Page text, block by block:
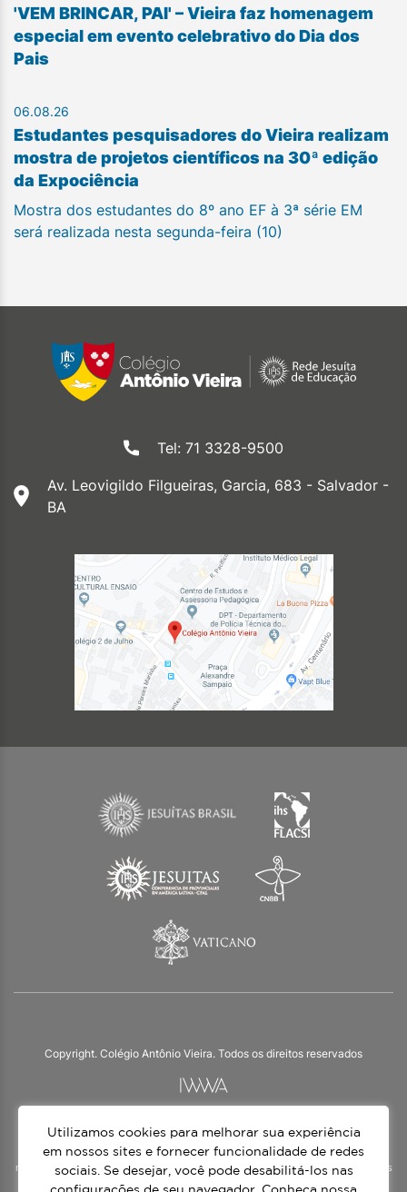
'VEM BRINCAR, PAI' – Vieira faz homenagem
especial em evento celebrativo do Dia dos
Pais
06.08.26
Estudantes pesquisadores do Vieira realizam
mostra de projetos científicos na 30ª edição
da Expociência
Mostra dos estudantes do 8º ano EF à 3ª série EM
será realizada nesta segunda-feira (10)
Tel: 71 3328-9500
Av. Leovigildo Filgueiras, Garcia, 683 - Salvador -
BA
Copyright. Colégio Antônio Vieira. Todos os direitos reservados
O Colégio Antônio Vieira integra a Rede Jesuíta de Educação, tendo as suas
práticas impulsionadas pelos valores da espiritualidade inaciana – marca da
nossa identidade e das aproximadamente 1500 unidades de ensino, espalhadas
em mais de 60 países. Atendemos a alunos da Educação Infantil à 3ª série do
Utilizamos cookies para melhorar sua experiência
em nossos sites e fornecer funcionalidade de redes
sociais. Se desejar, você pode desabilitá-los nas